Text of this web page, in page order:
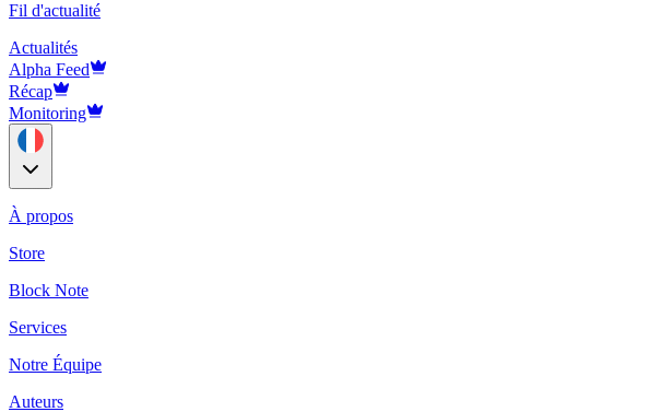
Fil d'actualité
Actualités
Alpha Feed
Récap
Monitoring
À propos
Store
Block Note
Services
Notre Équipe
Auteurs